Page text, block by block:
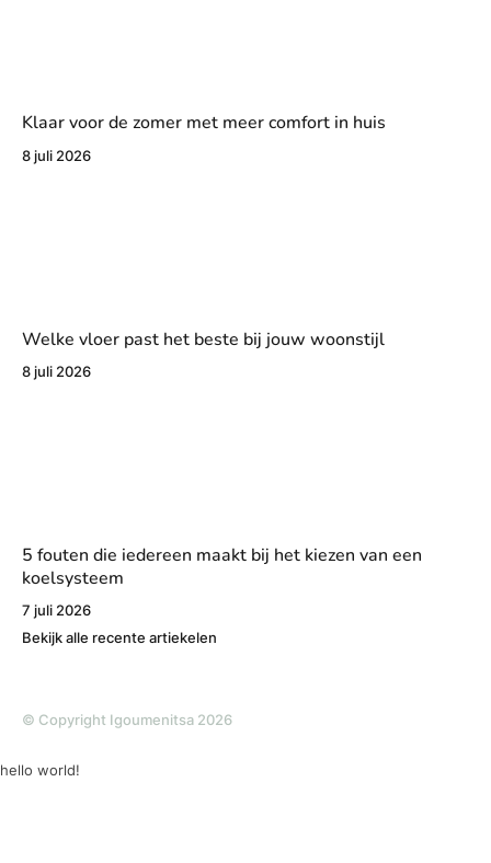
Klaar voor de zomer met meer comfort in huis
8 juli 2026
Welke vloer past het beste bij jouw woonstijl
8 juli 2026
5 fouten die iedereen maakt bij het kiezen van een
koelsysteem
7 juli 2026
Bekijk alle recente artiekelen
© Copyright Igoumenitsa 2026
hello world!